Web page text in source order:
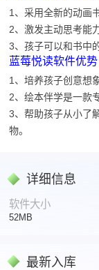
1、采用全新的动画
2、激发主动思考能
3、孩子可以和书中
蓝莓悦读软件优势
1、培养孩子创意想
2、绘本伴学是一款
3、帮助孩子从小了
物。
详细信息
软件大小
52MB
最新入库